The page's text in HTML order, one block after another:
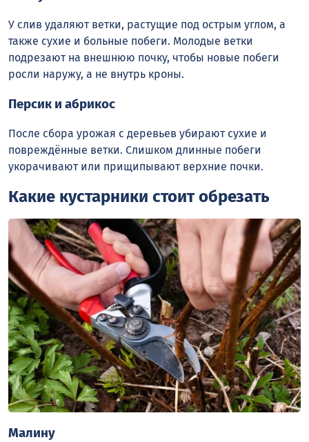
У слив удаляют ветки, растущие под острым углом, а
также сухие и больные побеги. Молодые ветки
подрезают на внешнюю почку, чтобы новые побеги
росли наружу, а не внутрь кроны.
Персик и абрикос
После сбора урожая с деревьев убирают сухие и
повреждённые ветки. Слишком длинные побеги
укорачивают или прищипывают верхние почки.
Какие кустарники стоит обрезать
Малину